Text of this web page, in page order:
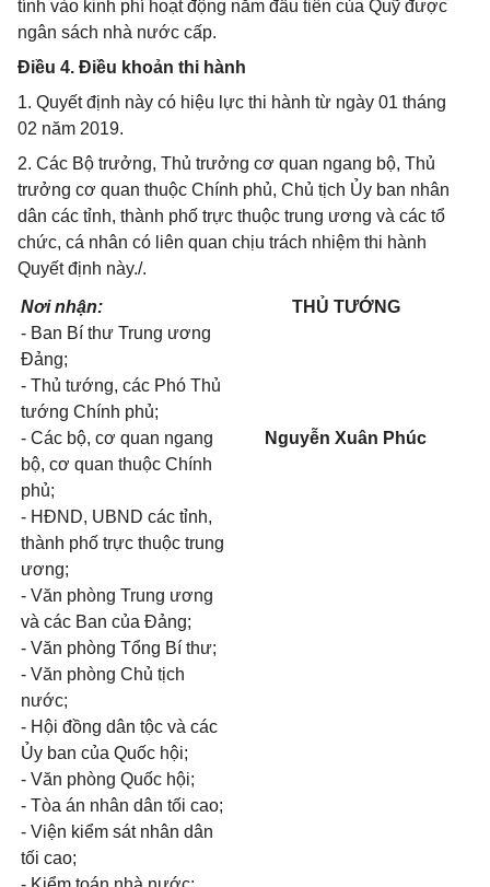
tính vào kinh phí hoạt động năm đầu tiên của Quỹ được
ngân sách nhà nước cấp.
Điều 4. Điều khoản thi hành
1. Quyết định này có hiệu lực thi hành từ ngày 01 tháng
02 năm 2019.
2. Các Bộ trưởng, Thủ trưởng cơ quan ngang bộ, Thủ
trưởng cơ quan thuộc Chính phủ, Chủ tịch Ủy ban nhân
dân các tỉnh, thành phố trực thuộc trung ương và các tổ
chức, cá nhân có liên quan chịu trách nhiệm thi hành
Quyết định này./.
Nơi nhận:
- Ban Bí thư Trung ương
Đảng;
- Thủ tướng, các Phó Thủ
tướng Chính phủ;
- Các bộ, cơ quan ngang
bộ, cơ quan thuộc Chính
phủ;
- HĐND, UBND các tỉnh,
thành phố trực thuộc trung
ương;
- Văn phòng Trung ương
và các Ban của Đảng;
- Văn phòng Tổng Bí thư;
- Văn phòng Chủ tịch
nước;
- Hội đồng dân tộc và các
Ủy ban của Quốc hội;
- Văn phòng Quốc hội;
- Tòa án nhân dân tối cao;
- Viện kiểm sát nhân dân
tối cao;
THỦ TƯỚNG
Nguyễn Xuân Phúc